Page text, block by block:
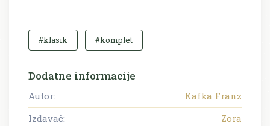
#klasik #komplet
Dodatne informacije
Autor:
Kafka Franz
Izdavač:
Zora